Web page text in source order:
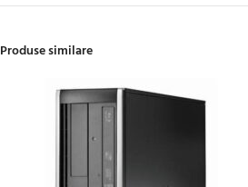
Produse similare